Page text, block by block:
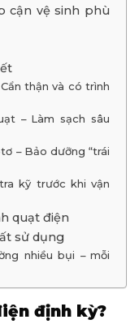
cận vệ sinh phù
thận và có trình
– Làm sạch sâu
– Bảo dưỡng “trái
kỹ trước khi vận
quạt điện
sử dụng
nhiều bụi – mỗi
định kỳ?